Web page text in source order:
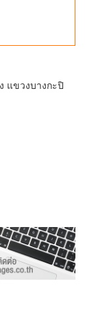
แขวงบางกะปิ